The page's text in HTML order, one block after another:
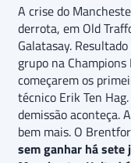
A crise do
derrota, em Old
Galatasay.
grupo na
começarem os
técnico Erik Ten
demissão aconteça.
bem mais. O
sem ganhar há sete